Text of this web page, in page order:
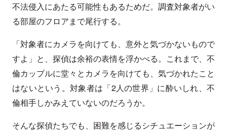
不法侵入にあたる可能性もあるためだ。調査対象者がい
る部屋のフロアまで尾行する。
「対象者にカメラを向けても、意外と気づかないもので
すよ」と、探偵は余裕の表情を浮かべる。これまで、不
倫カップルに堂々とカメラを向けても、気づかれたこと
はないという。対象者は「2人の世界」に酔いしれ、不
倫相手しかみえていないのだろうか。
そんな探偵たちでも、困難を感じるシチュエーションが